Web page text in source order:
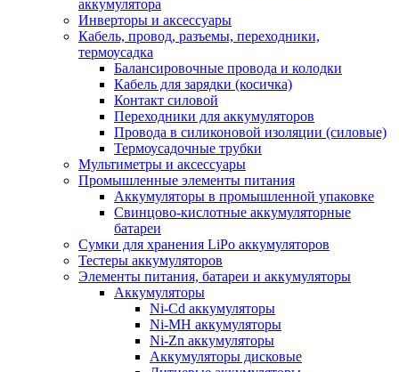
аккумулятора
Инверторы и аксессуары
Кабель, провод, разъемы, переходники,
термоусадка
Балансировочные провода и колодки
Кабель для зарядки (косичка)
Контакт силовой
Переходники для аккумуляторов
Провода в силиконовой изоляции (силовые)
Термоусадочные трубки
Мультиметры и аксессуары
Промышленные элементы питания
Аккумуляторы в промышленной упаковке
Свинцово-кислотные аккумуляторные
батареи
Сумки для хранения LiPo аккумуляторов
Тестеры аккумуляторов
Элементы питания, батареи и аккумуляторы
Аккумуляторы
Ni-Cd аккумуляторы
Ni-MH аккумуляторы
Ni-Zn аккумуляторы
Аккумуляторы дисковые